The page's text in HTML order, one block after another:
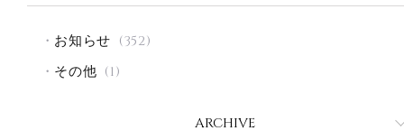
お知らせ (352)
その他 (1)
ARCHIVE